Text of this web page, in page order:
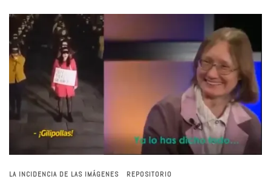
LA INCIDENCIA DE LAS IMÁGENES
REPOSITORIO